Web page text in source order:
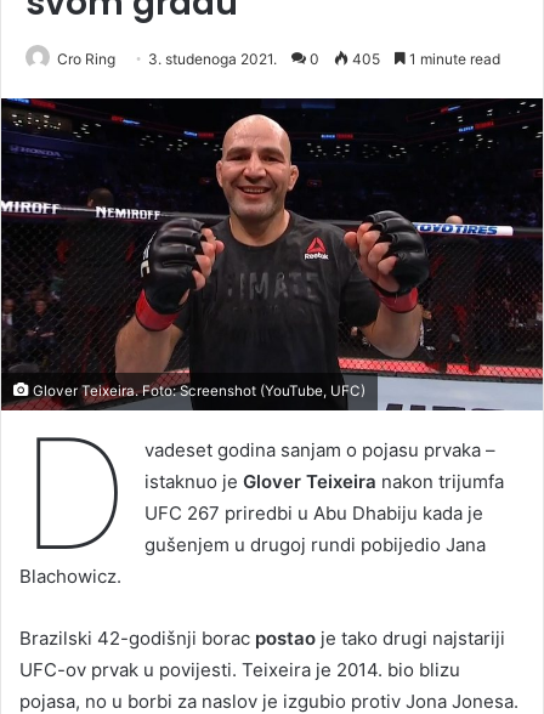
Cro Ring 3. studenoga 2021. 0 405 1 minute read
Glover Teixeira. Foto: Screenshot (YouTube, UFC)
D
vadeset godina sanjam o pojasu prvaka –
istaknuo je Glover Teixeira nakon trijumfa
UFC 267 priredbi u Abu Dhabiju kada je
gušenjem u drugoj rundi pobijedio Jana
Blachowicz.
Brazilski 42-godišnji borac postao je tako drugi najstariji
UFC-ov prvak u povijesti. Teixeira je 2014. bio blizu
pojasa, no u borbi za naslov je izgubio protiv Jona Jonesa.